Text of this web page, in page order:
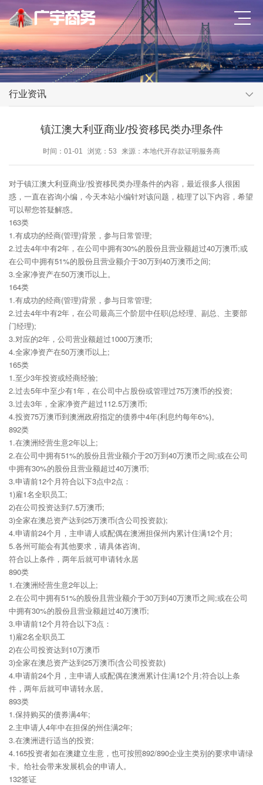
行业资讯
镇江澳大利亚商业/投资移民类办理条件
时间：01-01 浏览：53 来源：本地代开存款证明服务商
对于镇江澳大利亚商业/投资移民类办理条件的内容，最近很多人很困
惑，一直在咨询小编，今天本站小编针对该问题，梳理了以下内容，希望
可以帮您答疑解惑。
163类
1.有成功的经商(管理)背景，参与日常管理;
2.过去4年中有2年，在公司中拥有30%的股份且营业额超过40万澳币;或
在公司中拥有51%的股份且营业额介于30万到40万澳币之间;
3.全家净资产在50万澳币以上。
164类
1.有成功的经商(管理)背景，参与日常管理;
2.过去4年中有2年，在公司最高三个阶层中任职(总经理、副总、主要部
门经理);
3.对应的2年，公司营业额超过1000万澳币;
4.全家净资产在50万澳币以上;
165类
1.至少3年投资或经商经验;
2.过去5年中至少有1年，在公司中占股份或管理过75万澳币的投资;
3.过去3年，全家净资产超过112.5万澳币;
4.投资75万澳币到澳洲政府指定的债券中4年(利息约每年6%)。
892类
1.在澳洲经营生意2年以上;
2.在公司中拥有51%的股份且营业额介于20万到40万澳币之间;或在公司
中拥有30%的股份且营业额超过40万澳币;
3.申请前12个月符合以下3点中2点：
1)雇1名全职员工;
2)在公司投资达到7.5万澳币;
3)全家在澳总资产达到25万澳币(含公司投资款);
4.申请前24个月，主申请人或配偶在澳洲担保州内累计住满12个月;
5.各州可能会有其他要求，请具体咨询。
符合以上条件，两年后就可申请转永居
890类
1.在澳洲经营生意2年以上;
2.在公司中拥有51%的股份且营业额介于30万到40万澳币之间;或在公司
中拥有30%的股份且营业额超过40万澳币;
3.申请前12个月符合以下3点：
1)雇2名全职员工
2)在公司投资达到10万澳币
3)全家在澳总资产达到25万澳币(含公司投资款)
4.申请前24个月，主申请人或配偶在澳洲累计住满12个月;符合以上条
件，两年后就可申请转永居。
893类
1.保持购买的债券满4年;
2.主申请人4年中在担保的州住满2年;
3.在澳洲进行适当的投资;
4.165投资者如在澳建立生意，也可按照892/890企业主类别的要求申请绿
卡。给社会带来发展机会的申请人。
132签证